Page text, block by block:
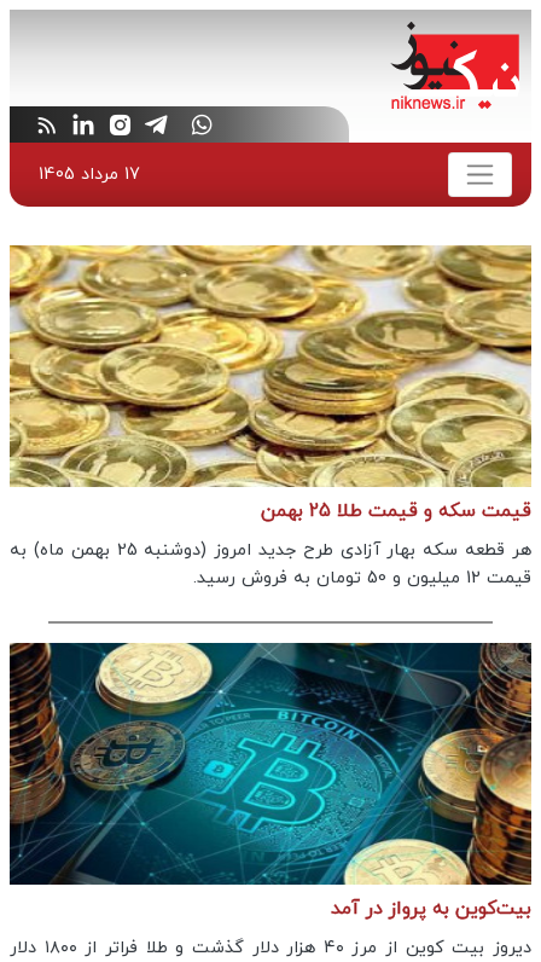
17 مرداد 1405
قیمت سکه و قیمت طلا 25 بهمن
هر قطعه سکه بهار آزادی طرح جدید امروز (دوشنبه 25 بهمن ماه) به
قیمت 12 میلیون و 50 تومان به فروش رسید.
بیت‌کوین به پرواز در آمد
دیروز بیت کوین از مرز ۴۰ هزار دلار گذشت و طلا فراتر از ۱۸۰۰ دلار